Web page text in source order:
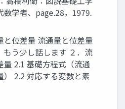
数学者、page.28，1979.
と位差量 流通量と位差量
もう少し話します ２．流
量 2.1 基礎方程式（流通
） 2.2 対応する変数と素